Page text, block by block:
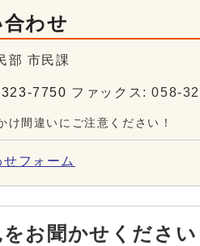
わせ
部 市民課
7750 ファックス: 058-
け間違いにご注意ください！
フォーム
をお聞かせください